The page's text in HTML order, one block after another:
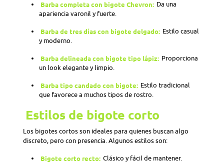
Barba completa con bigote Chevron: Da una
apariencia varonil y fuerte.
Barba de tres días con bigote delgado: Estilo casual
y moderno.
Barba delineada con bigote tipo lápiz: Proporciona
un look elegante y limpio.
Barba tipo candado con bigote: Estilo tradicional
que favorece a muchos tipos de rostro.
Estilos de bigote corto
Los bigotes cortos son ideales para quienes buscan algo
discreto, pero con presencia. Algunos estilos son:
Bigote corto recto: Clásico y fácil de mantener.